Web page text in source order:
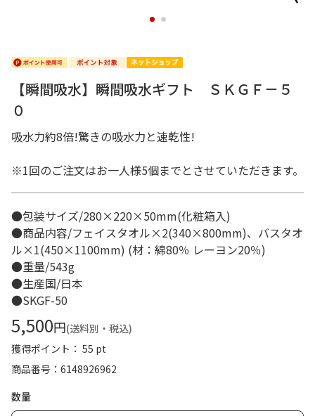
1 2
【瞬間吸水】瞬間吸水ギフト ＳＫＧＦ－５
０
吸水力約8倍!驚きの吸水力と速乾性!
※1回のご注文はお一人様5個までとさせていただきます。
●包装サイズ/280×220×50mm(化粧箱入)
●商品内容/フェイスタオル×2(340×800mm)、バスタオ
ル×1(450×1100mm) (材：綿80％ レーヨン20％)
●重量/543g
●生産国/日本
●SKGF-50
5,500円(送料別・税込)
獲得ポイント： 55 pt
商品番号
6148926962
数量